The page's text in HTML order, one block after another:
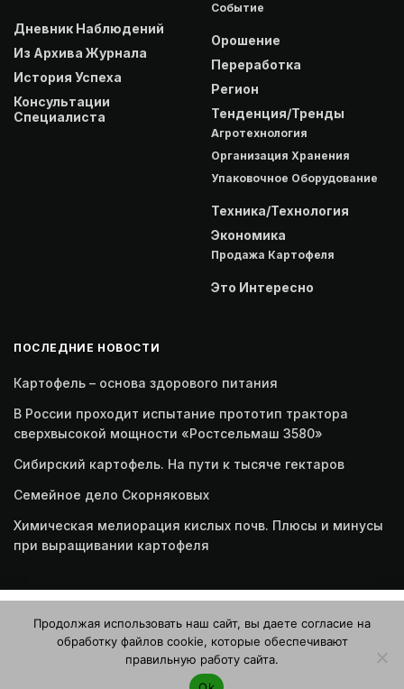
Дневник Наблюдений
Из Архива Журнала
История Успеха
Консультации
Специалиста
Событие
Орошение
Переработка
Регион
Тенденция/Тренды
Агротехнология
Организация Хранения
Упаковочное Оборудование
Техника/Технология
Экономика
Продажа Картофеля
Это Интересно
ПОСЛЕДНИЕ НОВОСТИ
Картофель – основа здорового питания
В России проходит испытание прототип трактора
сверхвысокой мощности «Ростсельмаш 3580»
Сибирский картофель. На пути к тысяче гектаров
Семейное дело Скорняковых
Химическая мелиорация кислых почв. Плюсы и минусы
при выращивании картофеля
© 2026 Журнал "Картофельная система"
пользоваться этим веб-сайтом, вы даете согласие на
использование файлов cookie. Ознакомьтесь с нашей
Политикой конфиденциальности и использования файлов
Продолжая использовать наш сайт, вы даете согласие на
обработку файлов cookie, которые обеспечивают
правильную работу сайта.